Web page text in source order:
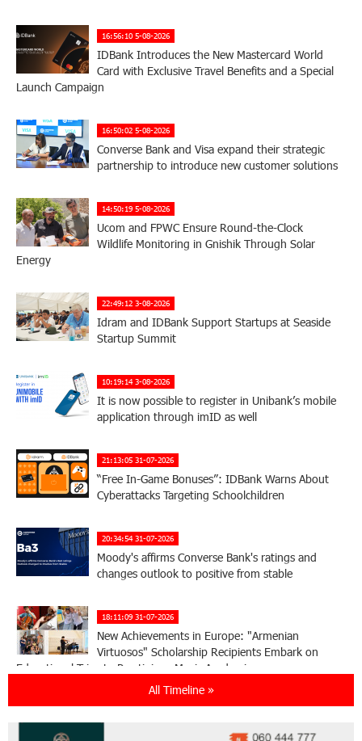
16:56:10 5-08-2026
IDBank Introduces the New Mastercard World
Card with Exclusive Travel Benefits and a Special
Launch Campaign
16:50:02 5-08-2026
Converse Bank and Visa expand their strategic
partnership to introduce new customer solutions
14:50:19 5-08-2026
Ucom and FPWC Ensure Round-the-Clock
Wildlife Monitoring in Gnishik Through Solar
Energy
22:49:12 3-08-2026
Idram and IDBank Support Startups at Seaside
Startup Summit
10:19:14 3-08-2026
It is now possible to register in Unibank’s mobile
application through imID as well
21:13:05 31-07-2026
“Free In-Game Bonuses”: IDBank Warns About
Cyberattacks Targeting Schoolchildren
20:34:54 31-07-2026
Moody's affirms Converse Bank's ratings and
changes outlook to positive from stable
18:11:09 31-07-2026
New Achievements in Europe: "Armenian
Virtuosos" Scholarship Recipients Embark on
Educational Trips to Prestigious Music Academies
Rate.Trading Platform at Seaside Startup
All Timeline »